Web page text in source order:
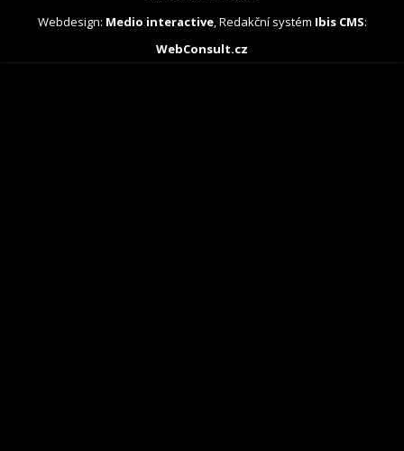
Webdesign: Medio interactive, Redakční systém Ibis CMS:
WebConsult.cz